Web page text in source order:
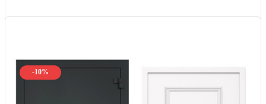
-10%